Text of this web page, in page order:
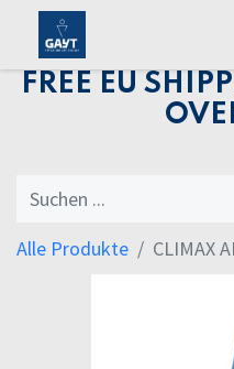
FREE EU
Alle Produkte CLIMAX